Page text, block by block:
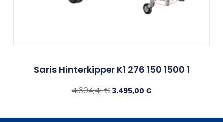
Saris Hinterkipper K1 276 150 1500 1
4.604,41€ 3.495,00 €